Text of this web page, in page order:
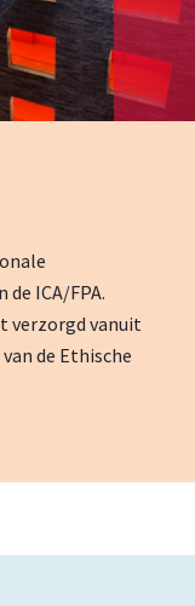
ICA/FPA.
verzorgd vanuit
de Ethische